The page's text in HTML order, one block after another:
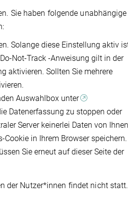
Sie haben folgende unabhängige
Solange diese Einstellung aktiv
Not-Track -Anweisung gilt in der
aktivieren. Sollten Sie mehrere
Auswahlbox unter
Datenerfassung zu stoppen oder
Server keinerlei Daten von Ihnen
in Ihrem Browser speichern.
Sie erneut auf dieser Seite der
der Nutzer*innen findet nicht statt.